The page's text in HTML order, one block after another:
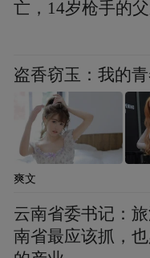
德技融合：职
立足职业教育类
设深度融入“双师
——在产业对接
深入企业一线，
炼工匠精神和职
反哺教学，推动
亡，14岁枪手的
盗香窃玉：我的
爽文
云南省委书记：
南省最应该抓，